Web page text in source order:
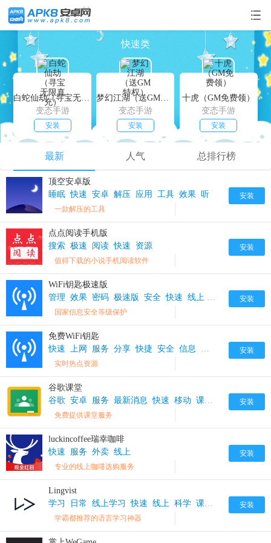
快速类
白蛇仙劫（寻宝无限真充）
变态手游
安装
梦幻江湖（送GM特权）
变态手游
安装
十虎（GM免费领）
变态手游
安装
最新 人气 总排行榜
安装
顶空安卓版
睡眠 快速 安卓 解压 应用 工具 效果 听
一款解压的工具
安装
点点阅读手机版
搜索 极速 阅读 快速 资源
值得下载的小说手机阅读软件
安装
WiFi钥匙极速版
管理 效果 密码 极速版 安全 快速 线上 热点 极速
国家信息安全等级保护
安装
免费WiFi钥匙
快速 上网 服务 分享 快捷 安全 信息 周边 资源
实时热点资源
安装
谷歌课堂
谷歌 安卓 服务 最新消息 快速 移动 课程 代码
免费提供课堂服务
安装
luckincoffee瑞幸咖啡
快速
服务 外卖 线上
专业的线上咖啡选购服务
安装
Lingvist
学习
日常 线上学习 快速 线上 科学 课程
学霸都推荐的语言学习神器